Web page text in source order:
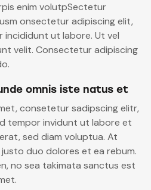
enim volutpSectetur
onsectetur adipiscing elit,
incididunt ut labore. Ut vel
velit. Consectetur adipiscing
omnis iste natus et
consetetur sadipscing elitr,
tempor invidunt ut labore et
sed diam voluptua. At
duo dolores et ea rebum.
no sea takimata sanctus est